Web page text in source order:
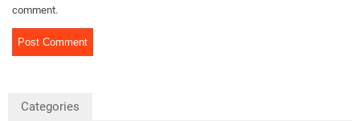
comment.
Categories